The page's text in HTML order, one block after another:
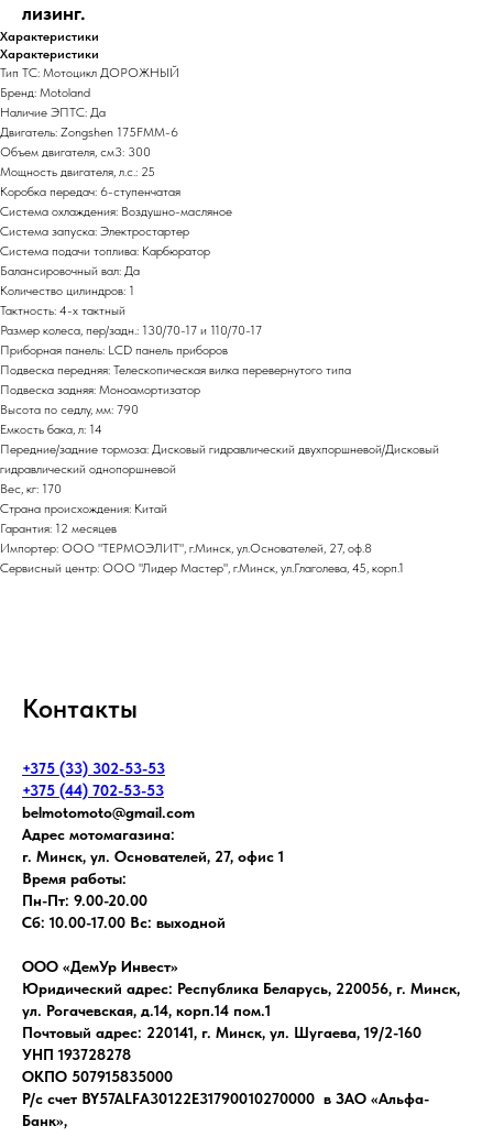
лизинг.
Характеристики
Характеристики
Тип ТС: Мотоцикл ДОРОЖНЫЙ
Бренд: Motoland
Наличие ЭПТС: Да
Двигатель: Zongshen 175FMM-6
Объем двигателя, см3: 300
Мощность двигателя, л.с.: 25
Коробка передач: 6-ступенчатая
Система охлаждения: Воздушно-масляное
Система запуска: Электростартер
Система подачи топлива: Карбюратор
Балансировочный вал: Да
Количество цилиндров: 1
Тактность: 4-x тактный
Размер колеса, пер/задн.: 130/70-17 и 110/70-17
Приборная панель: LCD панель приборов
Подвеска передняя: Телескопическая вилка перевернутого типа
Подвеска задняя: Моноамортизатор
Высота по седлу, мм: 790
Емкость бака, л: 14
Передние/задние тормоза: Дисковый гидравлический двухпоршневой/Дисковый
гидравлический однопоршневой
Вес, кг: 170
Страна происхождения: Китай
Гарантия: 12 месяцев
Импортер: ООО "ТЕРМОЭЛИТ", г.Минск, ул.Основателей, 27, оф.8
Сервисный центр: ООО "Лидер Мастер", г.Минск, ул.Глаголева, 45, корп.1
Контакты
+375 (33) 302-53-53
+375 (44) 702-53-53
belmotomoto@gmail.com
Адрес мотомагазина:
г. Минск, ул. Основателей, 27, офис 1
Время работы:
Пн-Пт: 9.00-20.00
Сб: 10.00-17.00 Вс: выходной
ООО «ДемУр Инвест»
Юридический адрес: Республика Беларусь, 220056, г. Минск,
ул. Рогачевская, д.14, корп.14 пом.1
Почтовый адрес: 220141, г. Минск, ул. Шугаева, 19/2-160
УНП 193728278
ОКПО 507915835000
Р/с счет BY57ALFA30122E31790010270000 в ЗАО «Альфа-
Банк»,